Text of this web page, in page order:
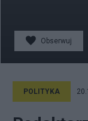
Obserwuj
POLITYKA